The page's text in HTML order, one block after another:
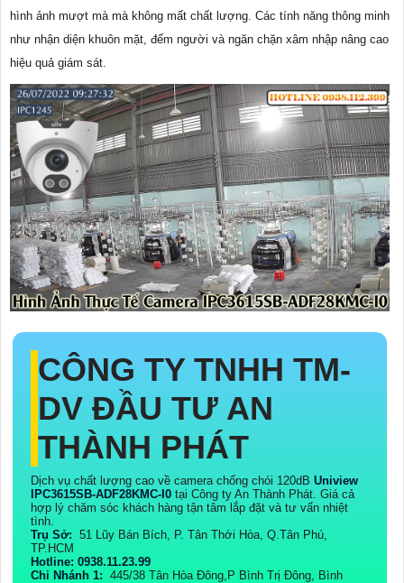
hình ảnh mượt mà mà không mất chất lượng. Các tính năng thông minh
như nhận diện khuôn mặt, đếm người và ngăn chặn xâm nhập nâng cao
hiệu quả giám sát.
CÔNG TY TNHH TM-
DV ĐẦU TƯ AN
THÀNH PHÁT
Dịch vụ chất lượng cao về camera chống chói 120dB Uniview
IPC3615SB-ADF28KMC-I0 tại Công ty An Thành Phát. Giá cả
hợp lý chăm sóc khách hàng tận tâm lắp đặt và tư vấn nhiệt
tình.
Trụ Sở: 51 Lũy Bán Bích, P. Tân Thới Hòa, Q.Tân Phú,
TP.HCM
Hotline: 0938.11.23.99
Chi Nhánh 1: 445/38 Tân Hòa Đông,P Bình Trị Đông, Bình